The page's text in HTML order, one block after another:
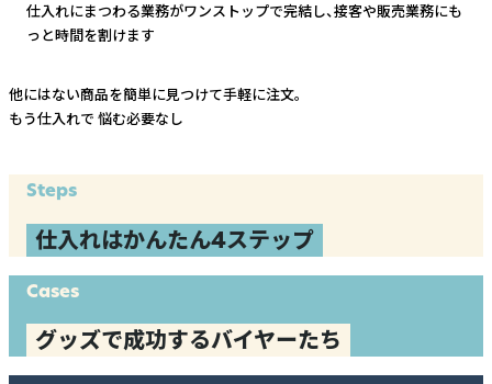
仕入れにまつわる業務がワンストップで完結し、接客や販売業務にも
っと時間を割けます
他にはない商品を簡単に見つけて手軽に注文。
もう仕入れで 悩む必要なし
Steps
仕入れはかんたん4ステップ
Cases
グッズで成功するバイヤーたち